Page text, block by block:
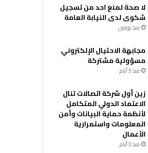
لا صحة لمنع احد من تسجيل
شكوى لدى النيابة العامة
منذ يومين
مجابهة الاحتيال الإلكتروني
مسؤولية مشتركة
منذ 3 أيام
زين أول شركة اتصالات تنال
الاعتماد الدولي المتكامل
لأنظمة حماية البيانات وأمن
المعلومات واستمرارية
الأعمال
منذ 3 أيام